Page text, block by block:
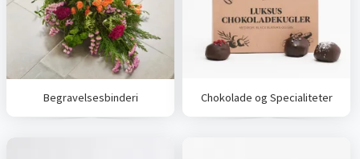
Begravelsesbinderi Chokolade og Specialiteter